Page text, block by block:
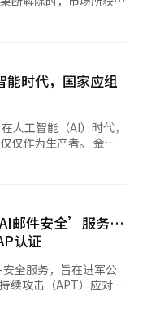
构不良情况并与金融监
构的处置、资金支持和
速度减缓。研究报告还
于存款保险公社是无资
作也局限于国债、银行
资。工会计划根据此次
口公司工会联合发声，
各港口长期积累的功能
可能导致港口竞争力的
业结构和市场环境而设
化为理由，在未充分考
况下推进组织合并并不
全球转运中心和国际物
处理原
丽水和光阳港则是支撑
会认为，由于各港口负
现场应对能力和专业性
设、应对北极航线、加
营，以产生协同效应。
个港口公司合并讨论
其是，清除数百个大型
造出最快、最炫的“顶
“顶级燃料（投资资
，但如果收费站的闸门
“0”，无论多么优秀
在我们生活
其他优势来弥补。然
新的想法、卓越的技
理规制”这一唯一关
。然而，我们通过这次
门。当将规制这一绝望
创新引擎终于开始轰
即节省了超过1000万
氢充电站的推广周期。
驻企业提供的检测费用
一措施，减轻了多达
能时代，国家应组
人工智能（AI）时代，
为生产者。 金室
国家的角色在于组织
积极培育AI产业，以
减少和收入差距，强化
求的国家角色变
会上建立相应的生产条
的工作方式。然而，生
邮件安全’服务…
认证
全服务，旨在进军公
续攻击（APT）应对技
全认证（CSAP）。